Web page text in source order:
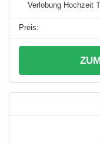
Verlobung Hochzeit